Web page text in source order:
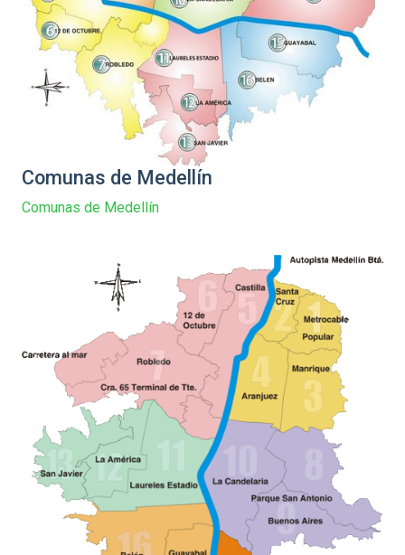
Comunas de Medellín
Comunas de Medellín